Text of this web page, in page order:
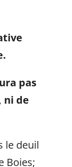
pas
ni de
le deuil
Boies;